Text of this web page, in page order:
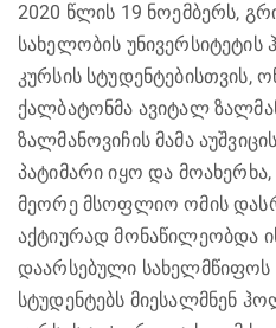
2020 წლის 19 ნოემბერს,
სახელობის
კურსის სტუდენტებისთვის,
ქალბატონმა ავიტალ
ზალმანოვიჩის მამა
პატიმარი იყო და
მეორე მსოფლიო ომის
აქტიურად მონაწილეობდა
დაარსებული სახელმწიფოს
სტუდენტებს მიესალმნენ